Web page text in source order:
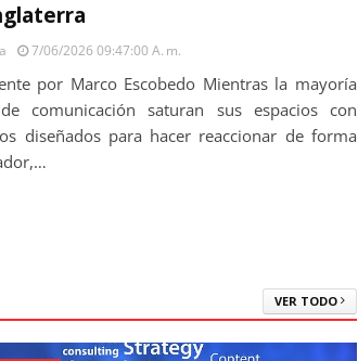
7/06/2026 09:47:00 A. M.
por Marco Escobedo Mientras la mayoría
comunicación saturan sus espacios con
diseñados para hacer reaccionar de forma
VER TODO